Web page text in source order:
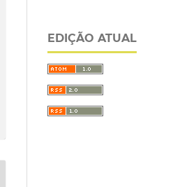
EDIÇÃO ATUAL